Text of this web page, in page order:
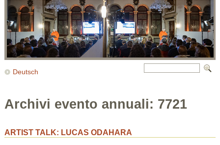
Deutsch
Archivi evento annuali: 7721
ARTIST TALK: LUCAS ODAHARA